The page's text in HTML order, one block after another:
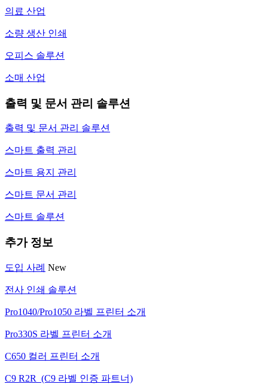
의료 산업
소량 생산 인쇄
오피스 솔루션
소매 산업
출력 및 문서 관리 솔루션
출력 및 문서 관리 솔루션
스마트 출력 관리
스마트 용지 관리
스마트 문서 관리
스마트 솔루션
추가 정보
도입 사례 New
전사 인쇄 솔루션
Pro1040/Pro1050 라벨 프린터 소개
Pro330S 라벨 프린터 소개
C650 컬러 프린터 소개
C9 R2R (C9 라벨 인증 파트너)